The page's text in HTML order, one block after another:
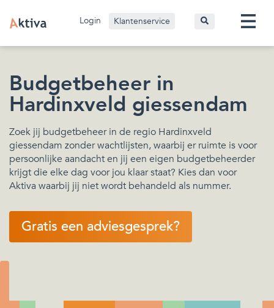
Login Klantenservice
Budgetbeheer in
Hardinxveld giessendam
Zoek jij budgetbeheer in de regio Hardinxveld
giessendam zonder wachtlijsten, waarbij er ruimte is voor
persoonlijke aandacht en jij een eigen budgetbeheerder
krijgt die elke dag voor jou klaar staat? Kies dan voor
Aktiva waarbij jij niet wordt behandeld als nummer.
Gratis een adviesgesprek?